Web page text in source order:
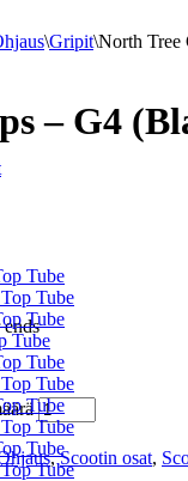
Tube
Tube
Tube
Tube
Tube
Tube
Tube
Tube
Tube
Tube
\Gripit\North Tree
– G4
,Scootin osat,